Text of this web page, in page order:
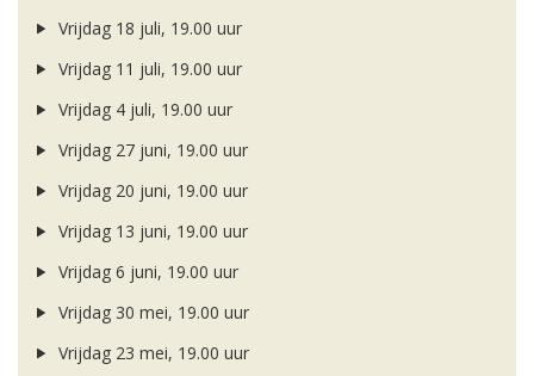
Vrijdag 18 juli, 19.00 uur
Vrijdag 11 juli, 19.00 uur
Vrijdag 4 juli, 19.00 uur
Vrijdag 27 juni, 19.00 uur
Vrijdag 20 juni, 19.00 uur
Vrijdag 13 juni, 19.00 uur
Vrijdag 6 juni, 19.00 uur
Vrijdag 30 mei, 19.00 uur
Vrijdag 23 mei, 19.00 uur